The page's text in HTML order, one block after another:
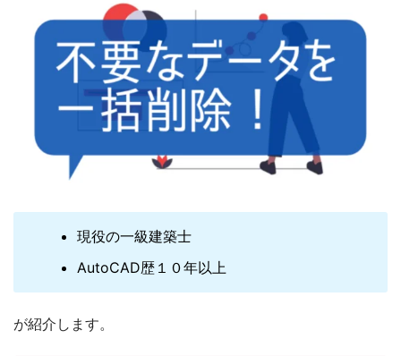
現役の一級建築士
AutoCAD歴１０年以上
が紹介します。